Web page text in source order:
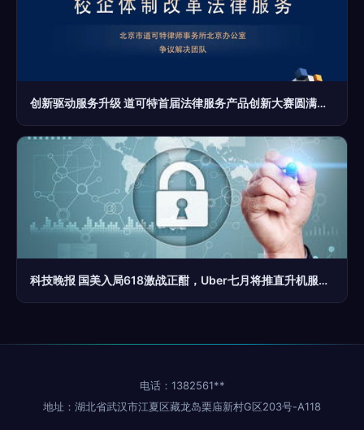
创新驱动服务升级 道可特首届法律服务产品创新大赛圆满落幕，信息技术咨询服务引领行业新风向
科技晚报 国美入局618激战正酣，Uber七月将推直升机服务引遐想
电话：1382561**
地址：湖北省武汉市江夏区藏龙岛栗庙新村G区203号-A118